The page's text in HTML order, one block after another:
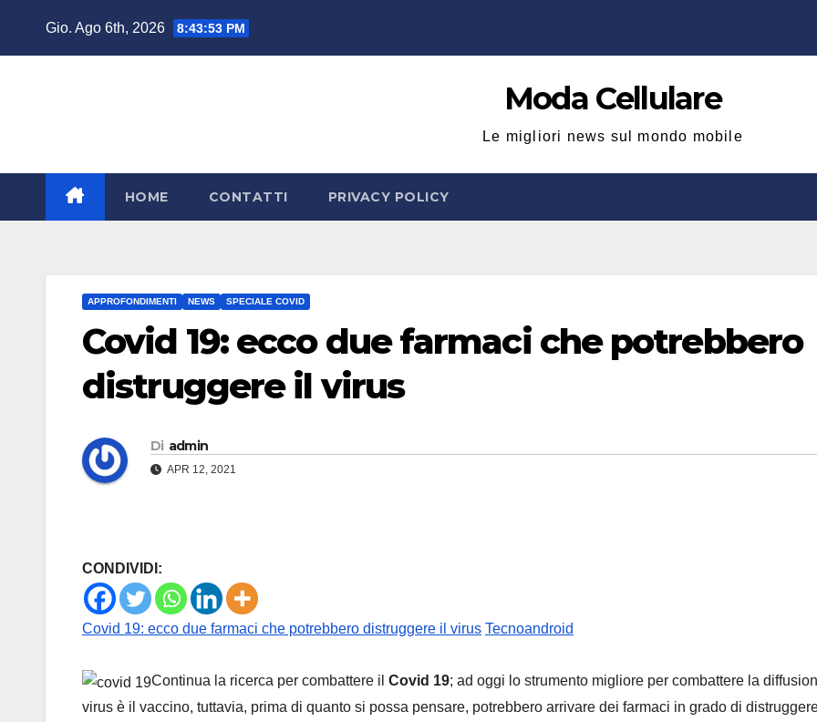
Gio. Ago 6th, 2026 8:43:54 PM
Moda Cellulare
Le migliori news sul mondo mobile
HOME CONTATTI PRIVACY POLICY
APPROFONDIMENTI NEWS SPECIALE COVID
Covid 19: ecco due farmaci che potrebbero
distruggere il virus
Di admin
APR 12, 2021
CONDIVIDI:
Covid 19: ecco due farmaci che potrebbero distruggere il virus Tecnoandroid
Continua la ricerca per combattere il Covid 19; ad oggi lo strumento migliore per combattere la
virus è il vaccino, tuttavia, prima di quanto si possa pensare, potrebbero arrivare dei farmaci in grado di